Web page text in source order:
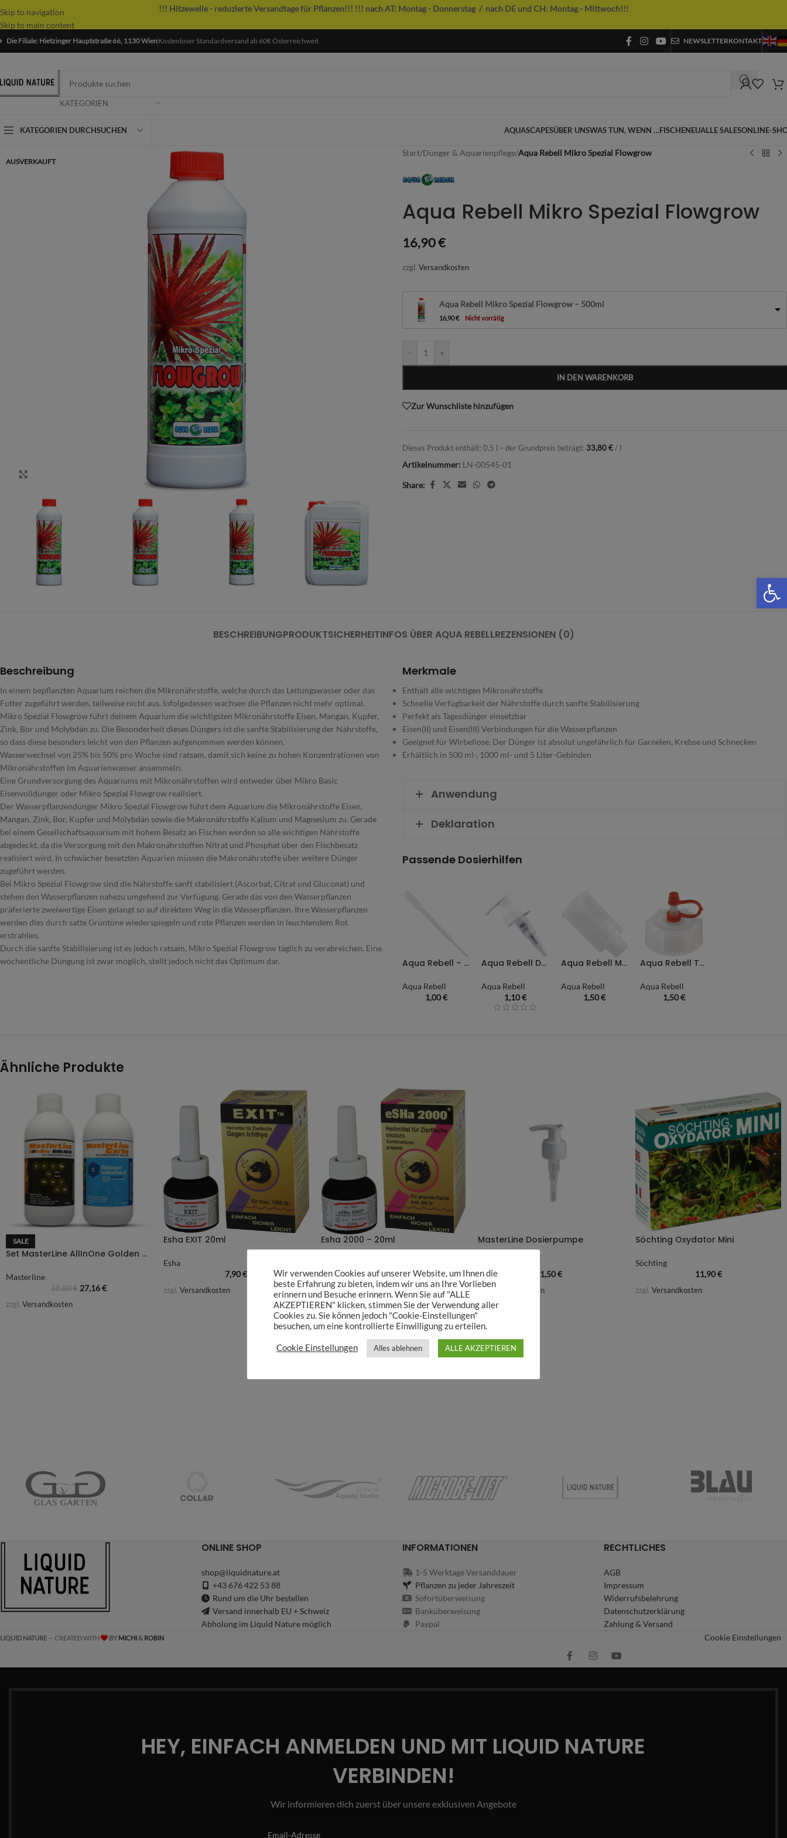
Skip to navigation
Skip to main content
!!! Hitzewelle - reduzierte Versandtage für Pflanzen!!! !!! nach AT: Montag - Donnerstag / nach DE und CH: Montag - Mittwoch!!!
Die Filiale: Hietzinger Hauptstraße 66, 1130 WienKostenloser Standardversand ab 60€ Österreichweit NEWSLETTERKONTAKT
KATEGORIEN
KATEGORIEN DURCHSUCHEN AQUASCAPESÜBER UNSWAS TUN, WENN …FISCHENEUALLE SALESONLINE-
AUSVERKAUFT
Start/Dünger & Aquarienpflege/Aqua Rebell Mikro Spezial Flowgrow
Aqua Rebell Mikro Spezial Flowgrow
16,90€
zzgl. Versandkosten
Aqua Rebell Mikro Spezial Flowgrow – 500ml
16,90€ Nicht vorrätig
- +
IN DEN WARENKORB
Zur Wunschliste hinzufügen
Dieses Produkt enthält: 0,5 – der Grundpreis beträgt: 33,80 € /
Artikelnummer: LN-00545-01
Share:
BESCHREIBUNGPRODUKTSICHERHEITINFOS ÜBER AQUA REBELLREZENSIONEN (0)
Beschreibung
In einem bepflanzten Aquarium reichen die Mikronährstoffe, welche durch das Leitungswasser oder das
Futter zugeführt werden, teilweise nicht aus. Infolgedessen wachsen die Pflanzen nicht mehr optimal.
Mikro Spezial Flowgrow führt deinem Aquarium die wichtigsten Mikronährstoffe Eisen, Mangan, Kupfer,
Zink, Bor und Molybdän zu. Die Besonderheit dieses Düngers ist die sanfte Stabilisierung der Nährstoffe,
so dass diese besonders leicht von den Pflanzen aufgenommen werden können.
Wasserwechsel von 25% bis 50% pro Woche sind ratsam, damit sich keine zu hohen Konzentrationen von
Mikronährstoffen im Aquarienwasser ansammeln.
Eine Grundversorgung des Aquariums mit Mikronährstoffen wird entweder über Mikro Basic
Eisenvolldünger oder Mikro Spezial Flowgrow realisiert.
Der Wasserpflanzendünger Mikro Spezial Flowgrow führt dem Aquarium die Mikronährstoffe Eisen,
Mangan, Zink, Bor, Kupfer und Molybdän sowie die Makronährstoffe Kalium und Magnesium zu. Gerade
bei einem Gesellschaftsaquarium mit hohem Besatz an Fischen werden so alle wichtigen Nährstoffe
abgedeckt, da die Versorgung mit den Makronährstoffen Nitrat und Phosphat über den Fischbesatz
realisiert wird. In schwächer besetzten Aquarien müssen die Makronährstoffe über weitere Dünger
zugeführt werden.
Bei Mikro Spezial Flowgrow sind die Nährstoffe sanft stabilisiert (Ascorbat, Citrat und Gluconat) und
stehen den Wasserpflanzen nahezu umgehend zur Verfügung. Gerade das von den Wasserpflanzen
präferierte zweiwertige Eisen gelangt so auf direktem Weg in die Wasserpflanzen. Ihre Wasserpflanzen
werden dies durch satte Grüntöne wiederspiegeln und rote Pflanzen werden in leuchtendem Rot
erstrahlen.
Durch die sanfte Stabilisierung ist es jedoch ratsam, Mikro Spezial Flowgrow täglich zu verabreichen. Eine
wöchentliche Düngung ist zwar möglich, stellt jedoch nicht das Optimum dar.
Merkmale
Enthält alle wichtigen Mikronährstoffe
Schnelle Verfügbarkeit der Nährstoffe durch sanfte Stabilisierung
Perfekt als Tagesdünger einsetzbar
Eisen(II) und Eisen(III) Verbindungen für die Wasserpflanzen
Geeignet für Wirbellose. Der Dünger ist absolut ungefährlich für Garnelen, Krebse und Schnecken
Erhältlich in 500 ml-, 1000 ml- und 5 Liter-Gebinden
Anwendung
Deklaration
Passende Dosierhilfen
Aqua Rebell – Pipette
Aqua Rebell
1,00€
Aqua Rebell Dosierpumpe 1 ml
Aqua Rebell
1,10€
Aqua Rebell Messbecher 20 ml
Aqua Rebell
1,50€
Aqua Rebell Tropfdosierer
Aqua Rebell
1,50€
Ähnliche Produkte
SALE
Set MasterLine AllInOne Golden + Carbo – 500ml
Masterline
38,80€ 27,16€
zzgl. Versandkosten
Esha EXIT 20ml
Esha
7,90€
zzgl. Versandkosten
Esha 2000 – 20ml
8,90€
zzgl. Versandkosten
MasterLine Dosierpumpe
1,50€
zzgl. Versandkosten
Söchting Oxydator Mini
Söchting
11,90€
zzgl.Versandkosten
ONLINE SHOP
shop@liquidnature.at
+43 676 422 53 88
Rund um die Uhr bestellen
Versand innerhalb EU + Schweiz
Abholung im Liquid Nature möglich
INFORMATIONEN
1-5 Werktage Versanddauer
Pflanzen zu jeder Jahreszeit
Sofortüberweisung
Banküberweisung
Paypal
RECHTLICHES
AGB
Impressum
Widerrufsbelehrung
Datenschutzerklärung
Zahlung & Versand
LIQUID NATURE — CREATED WITH BY MICHI& ROBIN Cookie Einstellungen
HEY, EINFACH ANMELDEN UND MIT LIQUID NATURE
VERBINDEN!
Wir informieren dich zuerst über unsere exklusiven Angebote
Email-Adresse
Wir verwenden Cookies auf unserer Website, um Ihnen die
beste Erfahrung zu bieten, indem wir uns an Ihre Vorlieben
erinnern und Besuche erinnern. Wenn Sie auf "ALLE
AKZEPTIEREN" klicken, stimmen Sie der Verwendung aller
Cookies zu. Sie können jedoch "Cookie-Einstellungen"
besuchen, um eine kontrollierte Einwilligung zu erteilen.
Cookie Einstellungen Alles ablehnen ALLE AKZEPTIEREN